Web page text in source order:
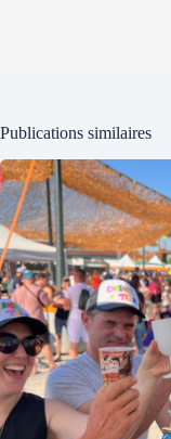
Publications similaires